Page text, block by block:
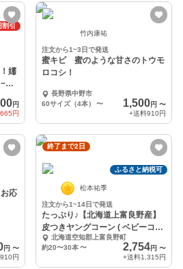
割引
嬬
3
円
665円
竹内康祐
注文から1~3日で発送
蜜キビ 蜜のような甘さのトウモ
ロコシ！
長野県中野市
60サイズ（4本）
〜 1,500円 〜
+送料910円
応
円 〜
910円
終了まで2日
ふるさと納税可
松本祐季
注文から1~14日で発送
たっぷり♪【北海道上富良野産】
皮つきヤングコーン ( ベビーコー
ン ) 約２５本
北海道空知郡上富良野町
約20〜30本 〜 2,754円 〜
+送料1,315円